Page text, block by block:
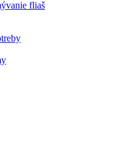
fliaš